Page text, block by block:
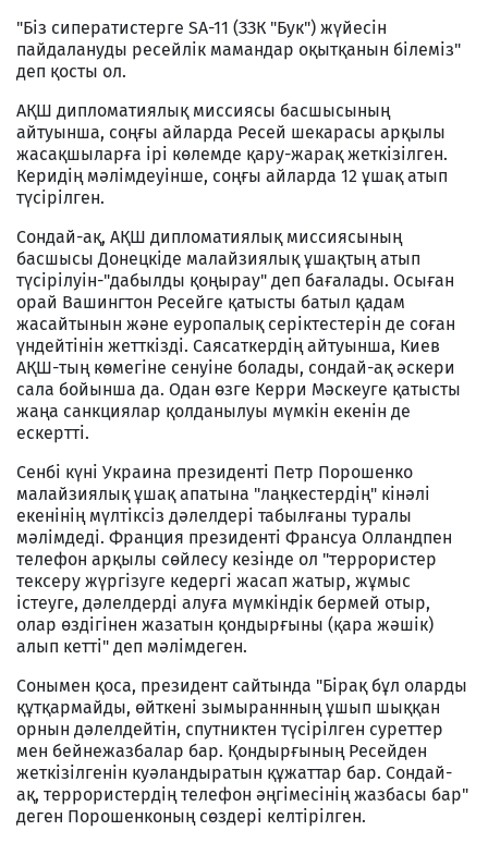
"Біз сиператистерге SA-11 (ЗЗК "Бук") жүйесін
пайдалануды ресейлік мамандар оқытқанын білеміз"
деп қосты ол.
АҚШ дипломатиялық миссиясы басшысының
айтуынша, соңғы айларда Ресей шекарасы арқылы
жасақшыларға ірі көлемде қару-жарақ жеткізілген.
Керидің мәлімдеуінше, соңғы айларда 12 ұшақ атып
түсірілген.
Сондай-ақ, АҚШ дипломатиялық миссиясының
басшысы Донецкіде малайзиялық ұшақтың атып
түсірілуін-"дабылды қоңырау" деп бағалады. Осыған
орай Вашингтон Ресейге қатысты батыл қадам
жасайтынын және еуропалық серіктестерін де соған
үндейтінін жетткізді. Саясаткердің айтуынша, Киев
АҚШ-тың көмегіне сенуіне болады, сондай-ақ әскери
сала бойынша да. Одан өзге Керри Мәскеуге қатысты
жаңа санкциялар қолданылуы мүмкін екенін де
ескертті.
Сенбі күні Украина президенті Петр Порошенко
малайзиялық ұшақ апатына "лаңкестердің" кінәлі
екенінің мүлтіксіз дәлелдері табылғаны туралы
мәлімдеді. Франция президенті Франсуа Олландпен
телефон арқылы сөйлесу кезінде ол "террористер
тексеру жүргізуге кедергі жасап жатыр, жұмыс
істеуге, дәлелдерді алуға мүмкіндік бермей отыр,
олар өздігінен жазатын қондырғыны (қара жәшік)
алып кетті" деп мәлімдеген.
Сонымен қоса, президент сайтында "Бірақ бұл оларды
құтқармайды, өйткені зымыраннның ұшып шыққан
орнын дәлелдейтін, спутниктен түсірілген суреттер
мен бейнежазбалар бар. Қондырғының Ресейден
жеткізілгенін куәландыратын құжаттар бар. Сондай-
ақ, террористердің телефон әңгімесінің жазбасы бар"
деген Порошенконың сөздері келтірілген.